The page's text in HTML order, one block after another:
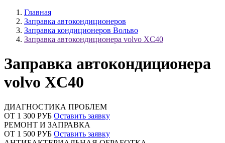
Главная
Заправка автокондиционеров
Заправка кондиционеров Вольво
Заправка автокондиционера volvo XC40
Заправка автокондиционера
volvo XC40
ДИАГНОСТИКА ПРОБЛЕМ
ОТ 1 300 РУБ Оставить заявку
РЕМОНТ И ЗАПРАВКА
ОТ 1 500 РУБ Оставить заявку